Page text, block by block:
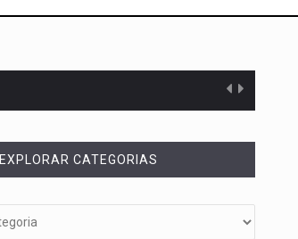
EXPLORAR CATEGORIAS